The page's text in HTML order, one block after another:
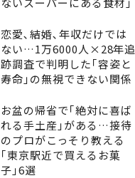
恋愛､結婚､年収だけでは
ない…1万6000人×28年追
跡調査で判明した｢容姿と
寿命｣の無視できない関係
お盆の帰省で｢絶対に喜ば
れる手土産｣がある…接待
のプロがこっそり教える
｢東京駅近で買えるお菓
子｣6選